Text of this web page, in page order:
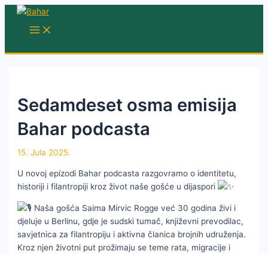
Skip
MAIN
MENU
Sedamdeset osma emisija
Bahar podcasta
15. Jula 2025.
U novoj epizodi Bahar podcasta razgovramo o identitetu,
historiji i filantropiji kroz život naše gošće u dijaspori
Naša gošća Saima Mirvic Rogge već 30 godina živi i
djeluje u Berlinu, gdje je sudski tumač, književni prevodilac,
savjetnica za filantropiju i aktivna članica brojnih udruženja.
Kroz njen životni put prožimaju se teme rata, migracije i